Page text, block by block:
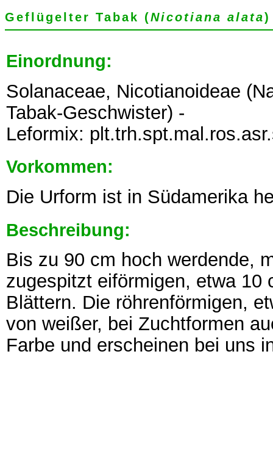
Geflügelter Tabak (Nicotiana alata)
Einordnung:
Solanaceae, Nicotianoideae
Tabak-Geschwister) -
Leformix:
Vorkommen:
Die Urform ist in Südamerika
Beschreibung:
Bis zu 90 cm hoch werdende,
zugespitzt eiförmigen, etwa 10
Blättern. Die röhrenförmigen,
von weißer, bei Zuchtformen
Farbe und erscheinen bei uns